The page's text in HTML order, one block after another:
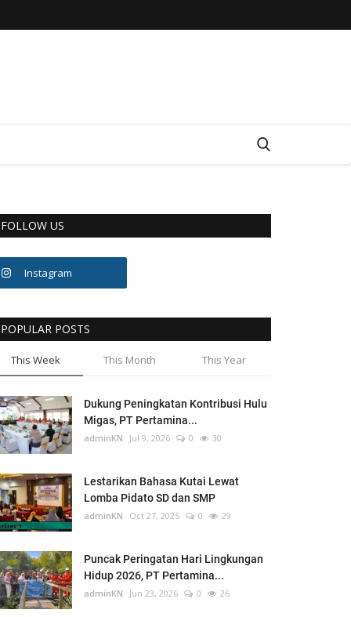
FOLLOW US
Instagram
POPULAR POSTS
This Week This Month This Year
Dukung Peningkatan Kontribusi Hulu
Migas, PT Pertamina...
adminKN Jul 9, 2026 0 30
Lestarikan Bahasa Kutai Lewat
Lomba Pidato SD dan SMP
adminKN Oct 27, 2025 0 29
Puncak Peringatan Hari Lingkungan
Hidup 2026, PT Pertamina...
adminKN Jun 23, 2026 0 26